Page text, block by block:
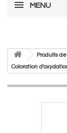
MENU
Produits
Coloration